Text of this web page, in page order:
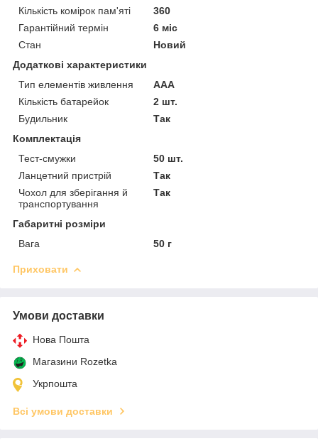
Кількість комірок пам'яті
360
Гарантійний термін
6 міс
Стан
Новий
Додаткові характеристики
Тип елементів живлення
AAA
Кількість батарейок
2 шт.
Будильник
Так
Комплектація
Тест-смужки
50 шт.
Ланцетний пристрій
Так
Чохол для зберігання й
транспортування
Так
Габаритні розміри
Вага
50 г
Приховати
Умови доставки
Нова Пошта
Магазини Rozetka
Укрпошта
Всі умови доставки